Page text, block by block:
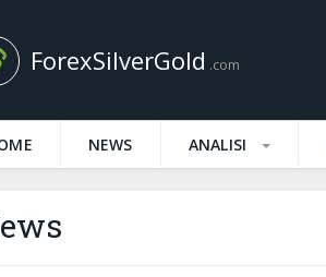
ForexSilverGold .com
NEWS ANALISI